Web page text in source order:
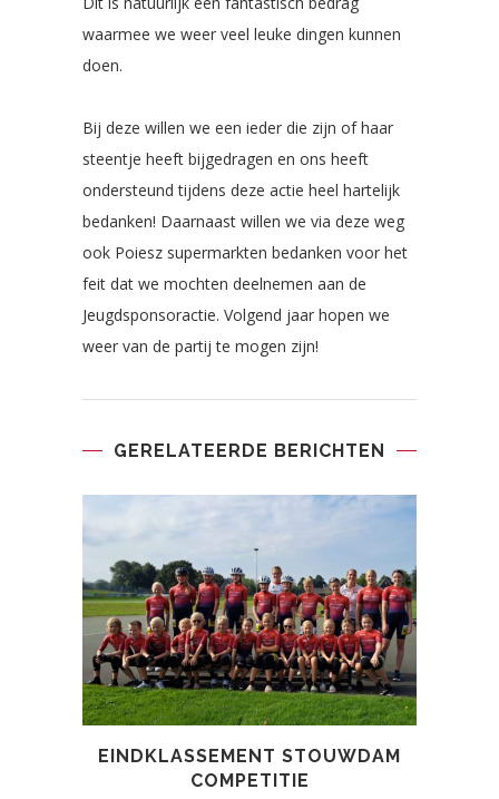
waarmee we weer veel leuke dingen kunnen
doen.
Bij deze willen we een ieder die zijn of haar
steentje heeft bijgedragen en ons heeft
ondersteund tijdens deze actie heel hartelijk
bedanken! Daarnaast willen we via deze weg
ook Poiesz supermarkten bedanken voor het
feit dat we mochten deelnemen aan de
Jeugdsponsoractie. Volgend jaar hopen we
weer van de partij te mogen zijn!
GERELATEERDE BERICHTEN
EINDKLASSEMENT STOUWDAM
COMPETITIE